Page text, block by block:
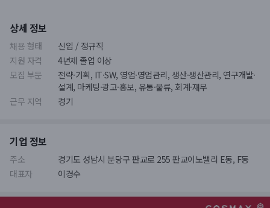
상세 정보
채용 형태
신입 / 정규직
지원 자격
4년제 졸업 이상
모집 부문
전략·기획, IT·SW, 영업·영업관리, 생산·생산관리, 연구개발·
설계, 마케팅·광고·홍보, 유통·물류, 회계·재무
근무 지역
경기
기업 정보
주소
경기도 성남시 분당구 판교로 255 판교이노밸리 E동, F동
대표자
이경수